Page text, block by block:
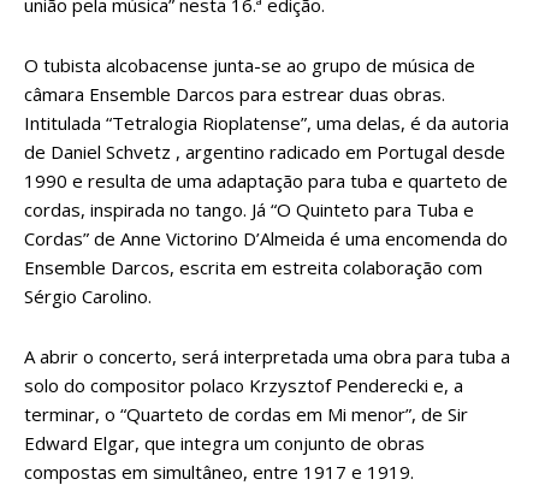
O tubista alcobacense junta-se ao grupo de música de
câmara Ensemble Darcos para estrear duas obras.
Intitulada “Tetralogia Rioplatense”, uma delas, é da autoria
de Daniel Schvetz , argentino radicado em Portugal desde
1990 e resulta de uma adaptação para tuba e quarteto de
cordas, inspirada no tango. Já “O Quinteto para Tuba e
Cordas” de Anne Victorino D’Almeida é uma encomenda do
Ensemble Darcos, escrita em estreita colaboração com
Sérgio Carolino.
A abrir o concerto, será interpretada uma obra para tuba a
solo do compositor polaco Krzysztof Penderecki e, a
terminar, o “Quarteto de cordas em Mi menor”, de Sir
Edward Elgar, que integra um conjunto de obras
compostas em simultâneo, entre 1917 e 1919.